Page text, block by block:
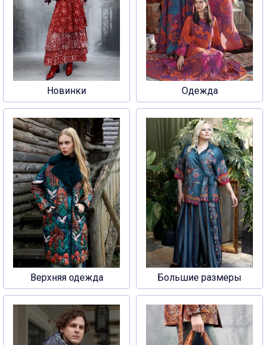
Новинки Одежда
Верхняя одежда Большие размеры